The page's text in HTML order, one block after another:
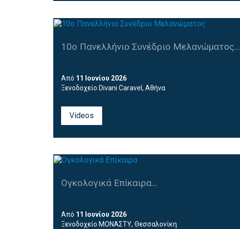
10ο Πανελλήνιο Συνέδριο Μελανώματος...
Από 11 Ιουνίου 2026
Ξενοδοχείο Divani Caravel, Αθήνα
Για την παρακολούθηση των On Demand Videos,
παρακαλούμε
λάβατε
κατα την εγγραφή σας
Videos
Ογκολογικά Επίκαιρα...
Από 11 Ιουνίου 2026
Ξενοδοχείο ΜΟΝΑΣΤΥ, Θεσσαλονίκη